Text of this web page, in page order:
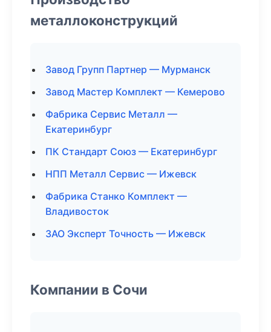
металлоконструкций
Завод Групп Партнер — Мурманск
Завод Мастер Комплект — Кемерово
Фабрика Сервис Металл —
Екатеринбург
ПК Стандарт Союз — Екатеринбург
НПП Металл Сервис — Ижевск
Фабрика Станко Комплект —
Владивосток
ЗАО Эксперт Точность — Ижевск
Компании в Сочи